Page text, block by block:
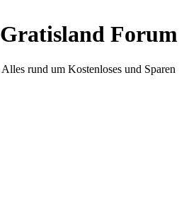
Gratisland Forum
Alles rund um Kostenloses und Sparen